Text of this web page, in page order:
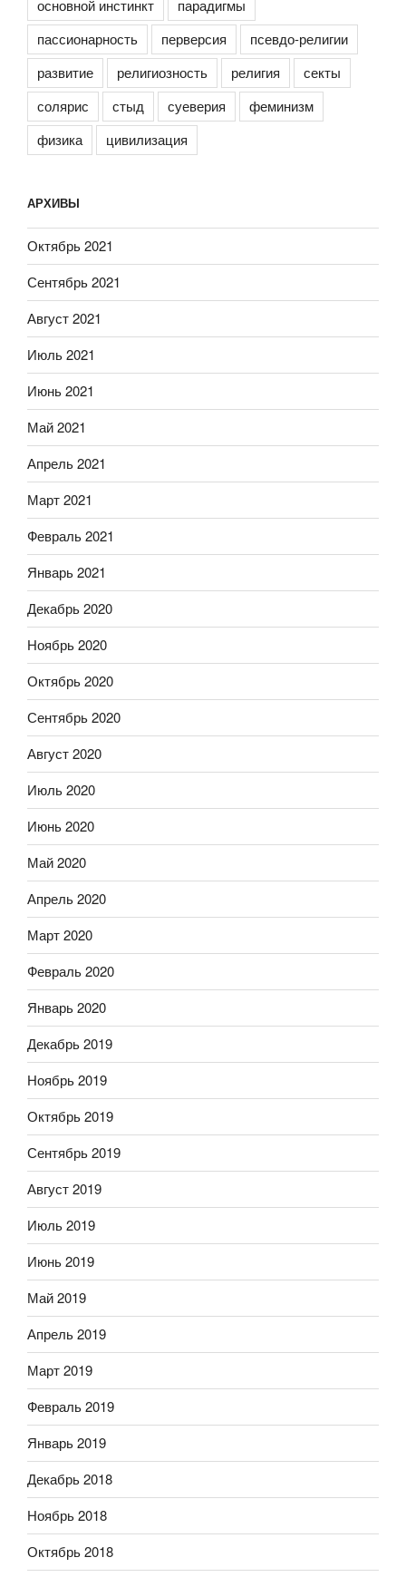
основной инстинкт
парадигмы
пассионарность
перверсия
псевдо-религии
развитие
религиозность религия
секты
солярис
стыд суеверия
феминизм
физика
цивилизация
АРХИВЫ
Октябрь 2021
Сентябрь 2021
Август 2021
Июль 2021
Июнь 2021
Май 2021
Апрель 2021
Март 2021
Февраль 2021
Январь 2021
Декабрь 2020
Ноябрь 2020
Октябрь 2020
Сентябрь 2020
Август 2020
Июль 2020
Июнь 2020
Май 2020
Апрель 2020
Март 2020
Февраль 2020
Январь 2020
Декабрь 2019
Ноябрь 2019
Октябрь 2019
Сентябрь 2019
Август 2019
Июль 2019
Июнь 2019
Май 2019
Апрель 2019
Март 2019
Февраль 2019
Январь 2019
Декабрь 2018
Ноябрь 2018
Октябрь 2018